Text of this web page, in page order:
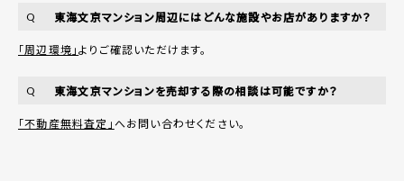
Q 東海文京マンション周辺にはどんな施設やお店がありますか？
「周辺環境」よりご確認いただけます。
Q 東海文京マンションを売却する際の相談は可能ですか？
「不動産無料査定」へお問い合わせください。